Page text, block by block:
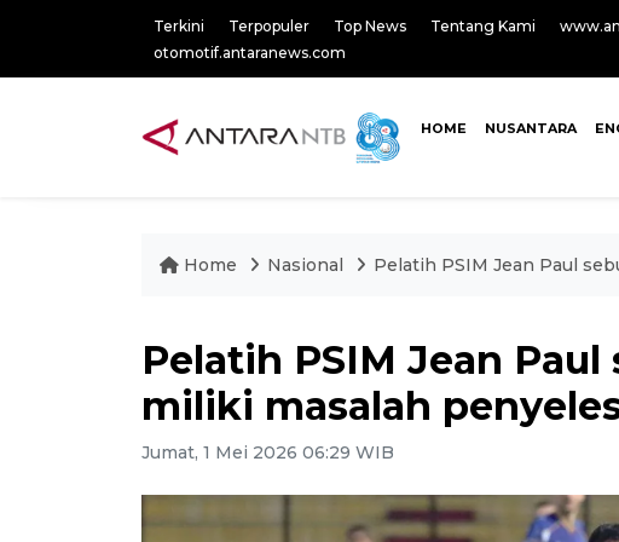
Terkini Terpopuler Top News Tentang Kami
otomotif.antaranews.com
HOME NUSANTARA
Home Nasional Pelatih PSIM Jean Paul
Pelatih PSIM Jean
miliki masalah
Jumat, 1 Mei 2026 06:29 WIB